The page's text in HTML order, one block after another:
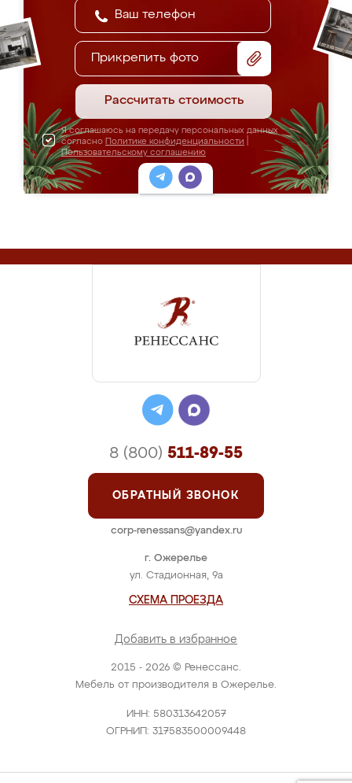
Прикрепить фото
Рассчитать стоимость
Я соглашаюсь на передачу персональных данных
согласно Политике конфиденциальности
Пользовательскому соглашению
2015 - 2026 © Ренессанс.
Мебель от производителя в Ожерелье.
ИНН: 580313642057
ОГРНИП: 317583500009448
г. Ожерелье
ул. Стадионная, 9а
СХЕМА ПРОЕЗДА
Добавить в избранное
8 (800) 511-89-55
ОБРАТНЫЙ ЗВОНОК
corp-renessans@yandex.ru